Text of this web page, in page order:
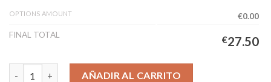
OPTIONS AMOUNT
€0.00
FINAL TOTAL
€27.50
Camiseta Pre-Partido Liverpool Hombre 2025/2026 Rojo
AÑADIR AL CARRITO